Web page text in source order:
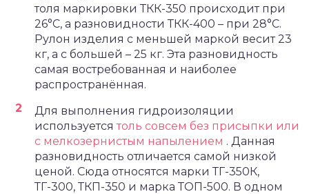
толя маркировки ТКК-350 происходит при
26°С, а разновидности ТКК-400 – при 28°С.
Рулон изделия с меньшей маркой весит 23
кг, а с большей – 25 кг. Эта разновидность
самая востребованная и наиболее
распространённая.
Для выполнения гидроизоляции
используетсятоль совсем без присыпки или
с мелкозернистым напылением . Данная
разновидность отличается самой низкой
ценой. Сюда относятся марки ТГ-350К,
ТГ-300, ТКП-350 и марка ТОП-500. В одном